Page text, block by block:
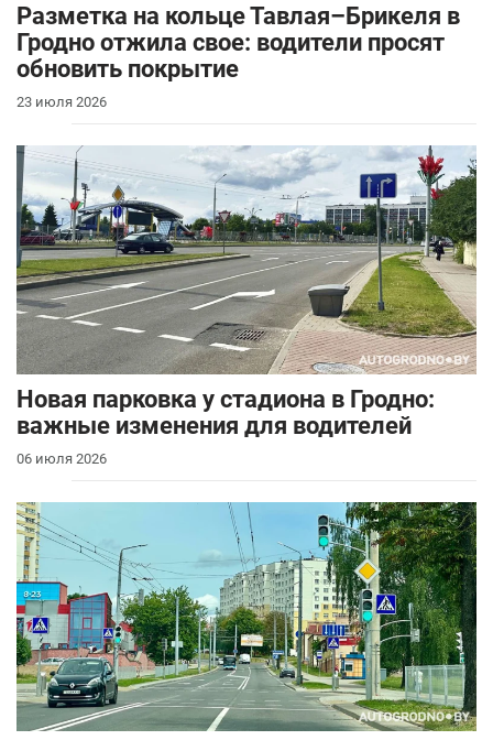
Разметка на кольце Тавлая–Брикеля в
Гродно отжила свое: водители просят
обновить покрытие
23 июля 2026
Новая парковка у стадиона в Гродно:
важные изменения для водителей
06 июля 2026